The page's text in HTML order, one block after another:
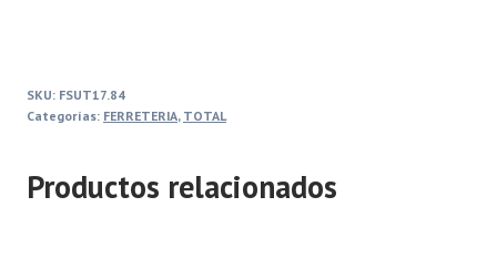
SKU: FSUT17.84
Categorías: FERRETERIA, TOTAL
Productos relacionados